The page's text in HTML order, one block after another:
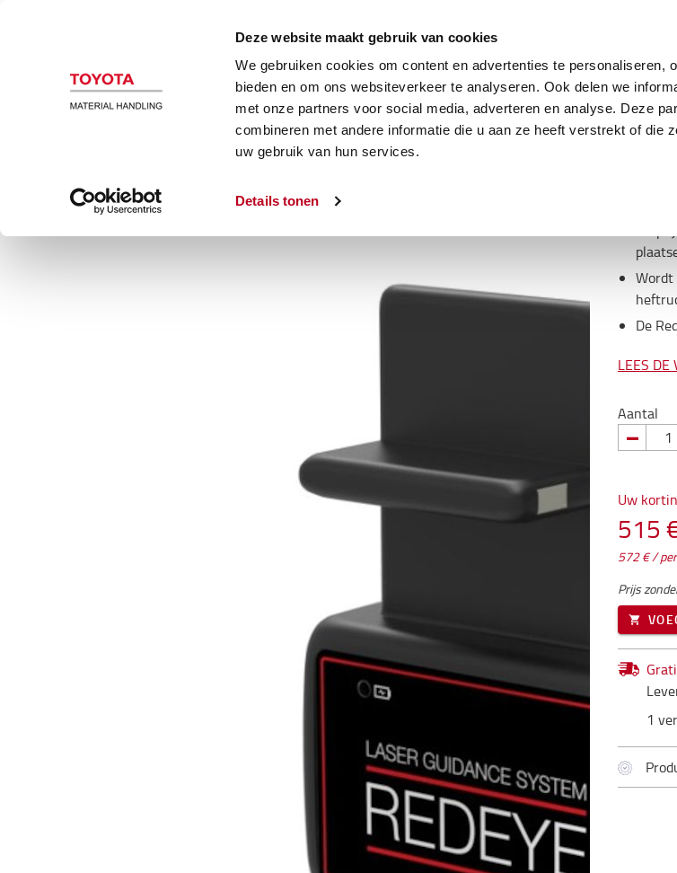
Deze website maakt gebruik van cookies
We gebruiken cookies om content en advertenties te personaliseren,
bieden en om ons websiteverkeer te analyseren. Ook delen we
met onze partners voor social media, adverteren en analyse. Deze
combineren met andere informatie die u aan ze heeft verstrekt of die
uw gebruik van hun services.
Details tonen
Magazijn en heftrucks Automatisering Tweedehands trucks
Veiligheid
Redeye vorkheftruck laserkit
Wordt
De
LEES DE
Aantal
Uw
515
572 € /
Prijs
1